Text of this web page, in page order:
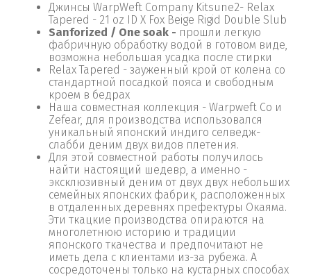
Джинсы WarpWeft Company Kitsune2- Relax
Tapered - 21 oz ID X Fox Beige Rigid Double Slub
Sanforized / One soak - прошли легкую
фабричную обработку водой в готовом виде,
возможна небольшая усадка после стирки
Relax Tapered - зауженный крой от колена со
стандартной посадкой пояса и свободным
кроем в бедрах
Наша совместная коллекция - Warpweft Co и
Zefear, для производства использовался
уникальный японский индиго селведж-
слабби деним двух видов плетения.
Для этой совместной работы получилось
найти настоящий шедевр, а именно -
эксклюзивный деним от двух двух небольших
семейных японских фабрик, расположенных
в отдаленных деревнях префектуры Окаяма.
Эти ткацкие производства опираются на
многолетнюю историю и традиции
японского ткачества и предпочитают не
иметь дела с клиентами из-за рубежа. А
сосредоточены только на кустарных способах